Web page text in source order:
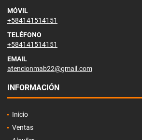
MÓVIL
+584141514151
TELÉFONO
+584141514151
EMAIL
atencionmab22@gmail.com
INFORMACIÓN
Inicio
Ventas